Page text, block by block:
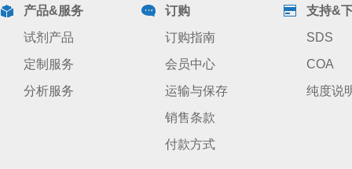
产品&服务
试剂产品
定制服务
分析服务
订购
订购指南
会员中心
运输与保存
销售条款
付款方式
支持&
SDS
COA
纯度说